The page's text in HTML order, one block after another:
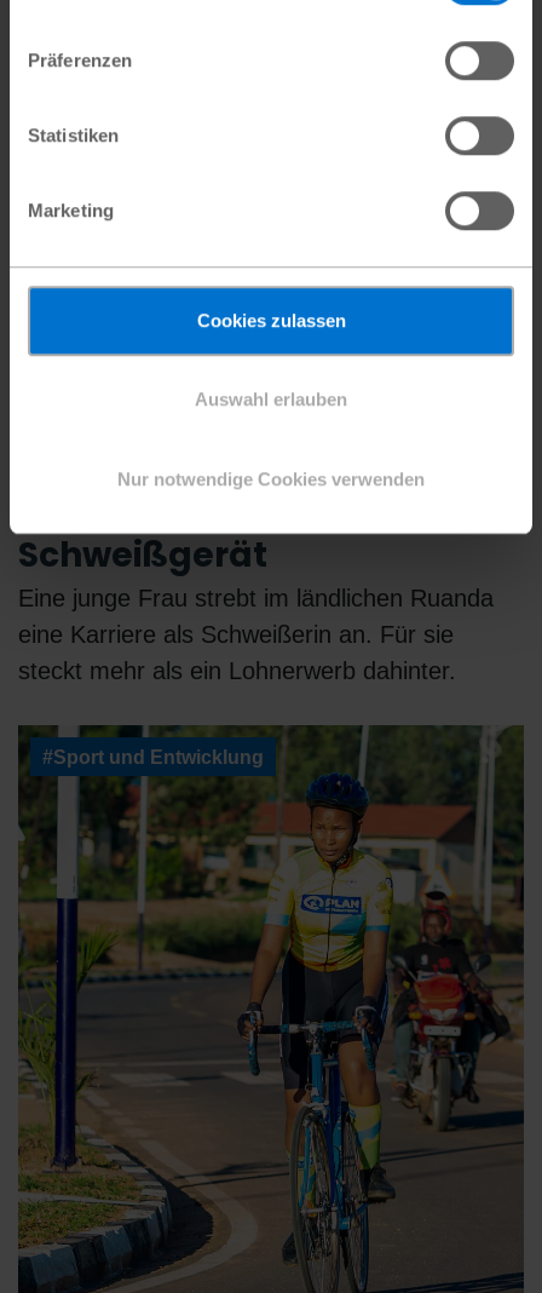
Präferenzen
Statistiken
Marketing
Cookies zulassen
Auswahl erlauben
Nur notwendige Cookies verwenden
Schweißgerät
Eine junge Frau strebt im ländlichen Ruanda
eine Karriere als Schweißerin an. Für sie
steckt mehr als ein Lohnerwerb dahinter.
#Sport und Entwicklung